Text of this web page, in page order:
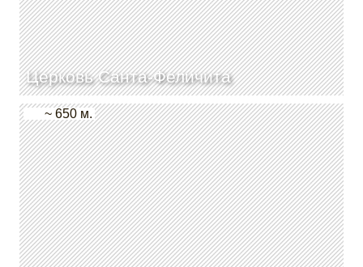
Церковь Санта-Феличита
~ 650 м.